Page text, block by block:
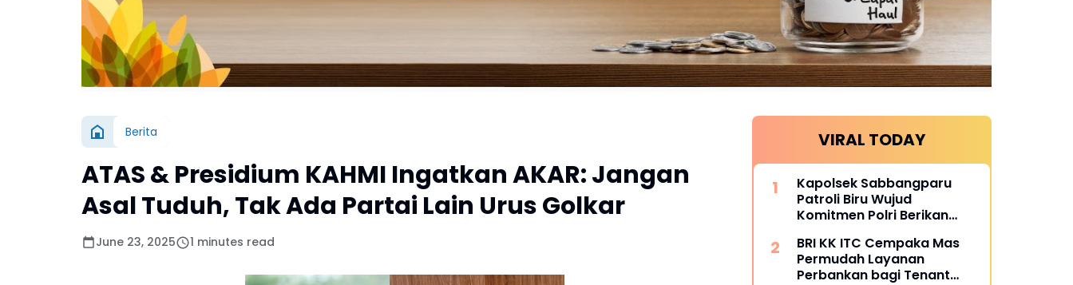
Berita
ATAS & Presidium KAHMI Ingatkan AKAR: Jangan
Asal Tuduh, Tak Ada Partai Lain Urus Golkar
June 23, 2025 1 minutes read
VIRAL TODAY
Kapolsek Sabbangparu
Patroli Biru Wujud
Komitmen Polri Berikan
Masyarakat
BRI KK ITC Cempaka Mas
Permudah Layanan
Perbankan bagi Tenant